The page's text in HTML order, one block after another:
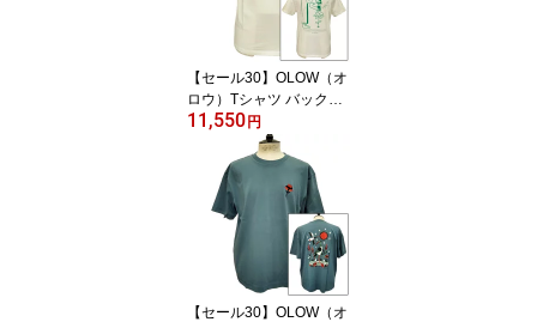
【セール30】OLOW（オ
ロウ）Tシャツ バックプ
リント 植物のイラスト O
L612001-01 ホワイト 白
xグリーン オーガニック
コットン100% ゆったり
シルエット【サイモン・
ランドレイン】
11,550 円
【セール30】OLOW（オ